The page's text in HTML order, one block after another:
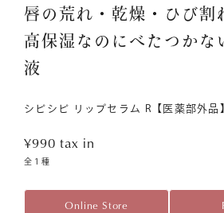
唇の荒れ・乾燥・ひび割
高保湿なのにべたつかな
液
シピシピ リップセラム R【医薬部外品
¥990 tax in
全１種
Online Store